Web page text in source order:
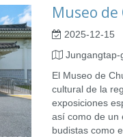
Museo de
2025-12-15
Jungangtap-
El Museo de
cultural de la
exposiciones
así como de un
budistas como